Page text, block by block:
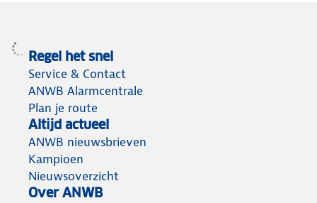
Regel het snel
Service & Contact
ANWB Alarmcentrale
Plan je route
Altijd actueel
ANWB nieuwsbrieven
Kampioen
Nieuwsoverzicht
Over ANWB